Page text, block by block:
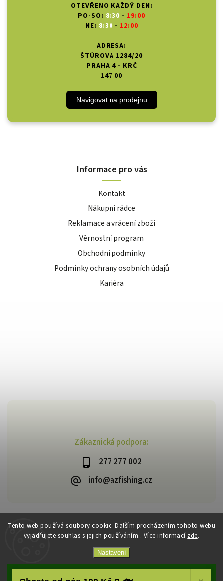
Tento web používá soubory cookie. Dalším procházením tohoto webu
vyjadřujete souhlas s jejich používáním.. Více informací zde.
Nastavení
Souhlasím
Zákaznická podpora:
277 277 002
info@azfishing.cz
OTEVŘENO KAŽDÝ DEN:
PO-SO: 8:30 - 19:00
NE: 8:30 - 12:00
ADRESA:
ŠTÚROVA 1284/20
PRAHA 4 - KRČ
147 00
Navigovat na prodejnu
Informace pro vás
Kontakt
Nákupní rádce
Reklamace a vrácení zboží
Věrnostní program
Obchodní podmínky
Podmínky ochrany osobních údajů
Kariéra
Copyright 2026AzFishing.cz. Všechna práva vyhrazena.
VytvořilShoptet| Design